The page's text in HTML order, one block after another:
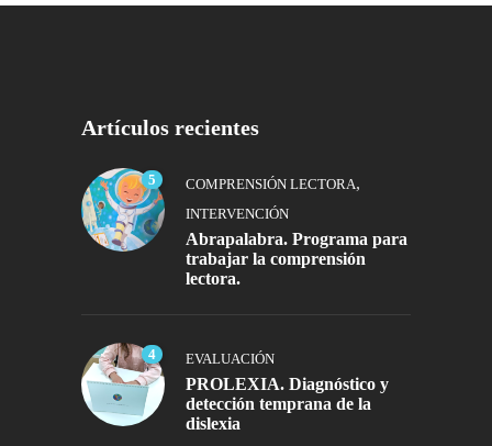
Artículos recientes
5 COMPRENSIÓN LECTORA,
INTERVENCIÓN
Abrapalabra. Programa para
trabajar la comprensión
lectora.
4 EVALUACIÓN
PROLEXIA. Diagnóstico y
detección temprana de la
dislexia